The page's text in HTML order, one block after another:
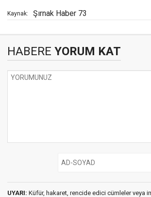
Kaynak: Şırnak Haber 73
HABERE YORUM KAT
UYARI: Küfür, hakaret, rencide edici cümleler veya